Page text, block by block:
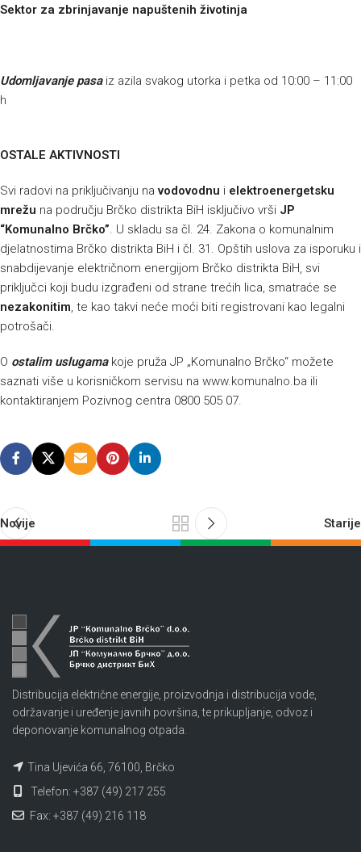
Sektor za zbrinjavanje napuštenih životinja
Udomljavanje pasaiz azila svakog utorka i petka od 10:00 – 11:00
h
OSTALE AKTIVNOSTI
Svi radovi na priključivanju navodovodnu i elektroenergetsku
mrežu na području Brčko distrikta BiH isključivo vrši JP
“Komunalno Brčko”. U skladu sa čl. 24. Zakona o komunalnim
djelatnostima Brčko distrikta BiH i čl. 31. Opštih uslova za isporuku i
snabdijevanje električnom energijom Brčko distrikta BiH, svi
priključci koji budu izgrađeni od strane trećih lica, smatraće se
nezakonitim, te kao takvi neće moći biti registrovani kao legalni
potrošači.
O ostalim uslugamakoje pruža JP „Komunalno Brčko“ možete
saznati više u korisničkom servisu na www.komunalno.ba ili
kontaktiranjem Pozivnog centra 0800 505 07.
Novije Starije
Distribucija električne energije, proizvodnja i distribucija vode,
održavanje i uređenje javnih površina, te prikupljanje, odvoz i
deponovanje komunalnog otpada.
Tina Ujevića 66, 76100, Brčko
Telefon: +387 (49) 217 255
Fax: +387 (49) 216 118